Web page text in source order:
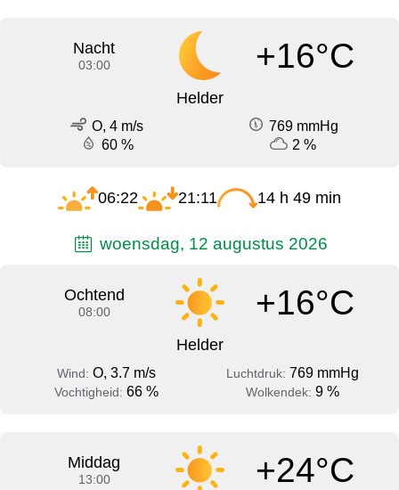
Nacht
03:00 +16°C
Helder
O, 4 m/s
769 mmHg
60 %
2 %
06:22 21:11 14 h 49 min
woensdag, 12 augustus 2026
Ochtend
08:00 +16°C
Helder
Wind: O, 3.7 m/s Luchtdruk: 769 mmHg
Vochtigheid: 66 % Wolkendek: 9 %
Middag
13:00 +24°C